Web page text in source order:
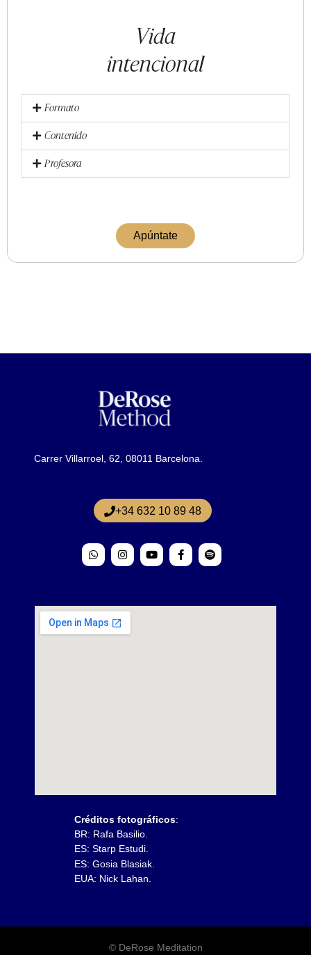
Vida
intencional
Formato
Contenido
Profesora
Apúntate
Carrer Villarroel, 62, 08011 Barcelona.
+34 632 10 89 48
Créditos fotográficos:
BR: Rafa Basilio.
ES: Starp Estudi.
ES: Gosia Blasiak.
EUA: Nick Lahan.
© DeRose Meditation